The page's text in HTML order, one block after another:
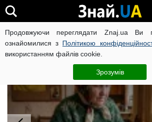
Продовжуючи переглядати Znaj.ua Ви
ознайомилися з Політикою
використанням файлів cookie.
Зрозумів
ВІЙНА РОСІЇ ПРОТИ УКРАЇНИ
Субсидію не скасують: ПФУ